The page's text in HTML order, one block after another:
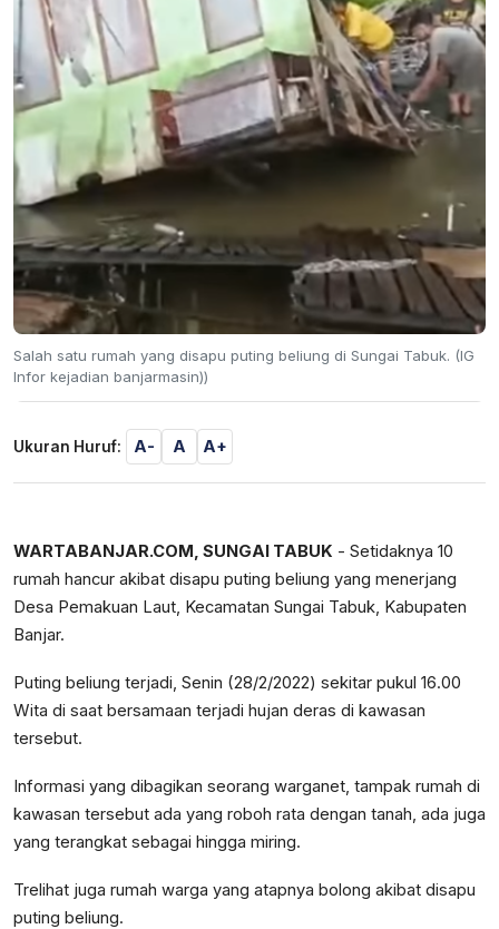
Salah satu rumah yang disapu puting beliung di Sungai Tabuk. (IG
Infor kejadian banjarmasin))
Ukuran Huruf: A- A A+
WARTABANJAR.COM, SUNGAI TABUK - Setidaknya 10
rumah hancur akibat disapu puting beliung yang menerjang
Desa Pemakuan Laut, Kecamatan Sungai Tabuk, Kabupaten
Banjar.
Puting beliung terjadi, Senin (28/2/2022) sekitar pukul 16.00
Wita di saat bersamaan terjadi hujan deras di kawasan
tersebut.
Informasi yang dibagikan seorang warganet, tampak rumah di
kawasan tersebut ada yang roboh rata dengan tanah, ada juga
yang terangkat sebagai hingga miring.
Trelihat juga rumah warga yang atapnya bolong akibat disapu
puting beliung.